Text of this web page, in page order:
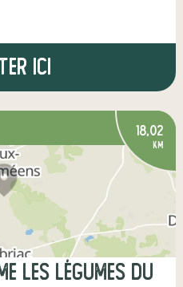
ici
18,02
km
Les Légumes du